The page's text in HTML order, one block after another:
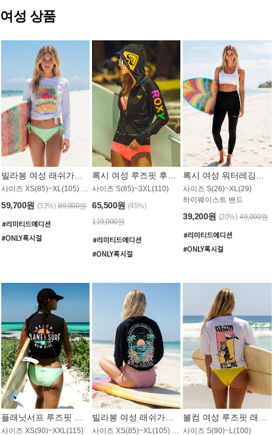
여성 상품
59,700원 (33%) 89,000원
사이즈 S(85)~3XL(110)
65,500원 (45%)
119,000원
사이즈 S(26)~XL(29)
하이웨이스트 밴드
39,200원 (20%) 49,000원
사이즈 XS(90)~XXL(115) 사이즈 XS(85)~XL(105) / 오버핏 사이즈 S(90)~L(100)